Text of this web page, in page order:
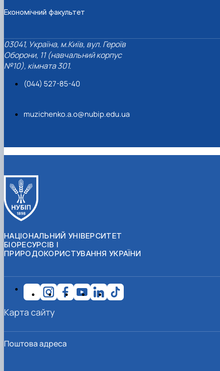
Економічний факультет
03041, Україна, м.Київ, вул. Героїв
Оборони, 11 (навчальний корпус
№10), кімната 301.
(044) 527-85-40
muzichenko.a.o@nubip.edu.ua
НАЦІОНАЛЬНИЙ УНІВЕРСИТЕТ
БІОРЕСУРСІВ І
ПРИРОДОКОРИСТУВАННЯ УКРАЇНИ
Поштова адреса
Карта сайту